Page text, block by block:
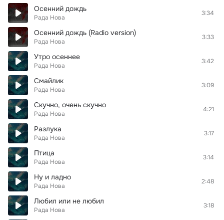
Осенний дождь
Рада Нова
3:34
Осенний дождь (Radio version)
Рада Нова
3:33
Утро осеннее
Рада Нова
3:42
Смайлик
Рада Нова
3:09
Скучно, очень скучно
Рада Нова
4:21
Разлука
Рада Нова
3:17
Птица
Рада Нова
3:14
Ну и ладно
Рада Нова
2:48
Любил или не любил
Рада Нова
3:18